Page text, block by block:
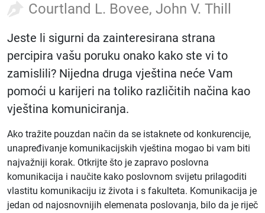
Courtland L. Bovee, John V. Thill
Jeste li sigurni da zainteresirana strana
percipira vašu poruku onako kako ste vi to
zamislili? Nijedna druga vještina neće Vam
pomoći u karijeri na toliko različitih načina kao
vještina komuniciranja.
Ako tražite pouzdan način da se istaknete od konkurencije,
unapređivanje komunikacijskih vještina mogao bi vam biti
najvažniji korak. Otkrijte što je zapravo poslovna
komunikacija i naučite kako poslovnom svijetu prilagoditi
vlastitu komunikaciju iz života i s fakulteta. Komunikacija je
jedan od najosnovnijih elemenata poslovanja, bilo da je riječ